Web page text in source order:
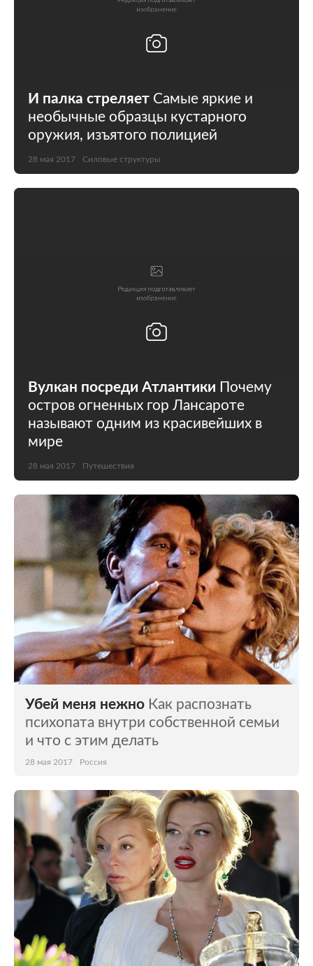
И палка стреляет Самые яркие и
необычные образцы кустарного
оружия, изъятого полицией
28 мая 2017 Силовые структуры
Вулкан посреди Атлантики Почему
остров огненных гор Лансароте
называют одним из красивейших в
мире
28 мая 2017 Путешествия
Убей меня нежно Как распознать
психопата внутри собственной семьи
и что с этим делать
28 мая 2017 Россия